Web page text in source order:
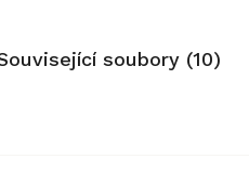
soubory (10)